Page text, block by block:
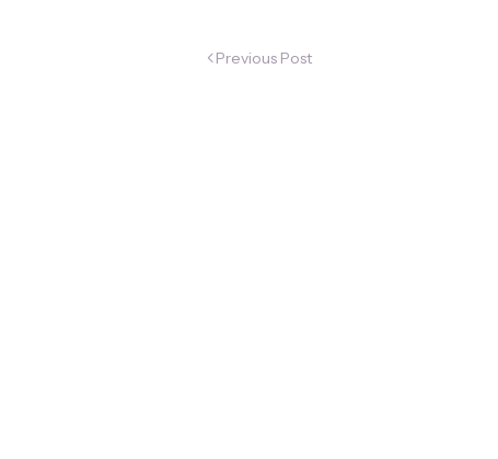
Previous Post